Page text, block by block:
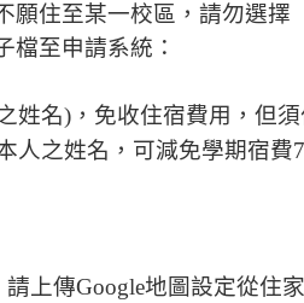
住至某一校區，請勿選擇
至申請系統：
姓名) ，免收住宿費用，但須
人之姓名，可減免學期宿費
請上傳Google地圖設定從住